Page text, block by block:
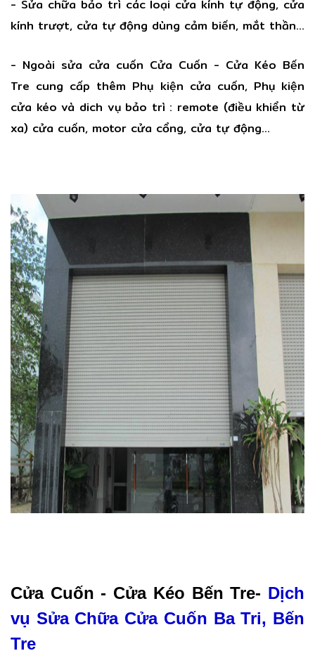
- Sửa chữa bảo trì các loại cửa kính tự động, cửa
kính trượt, cửa tự động dùng cảm biến, mắt thần…
- Ngoài sửa cửa cuốn Cửa Cuốn - Cửa Kéo Bến
Tre cung cấp thêm Phụ kiện cửa cuốn, Phụ kiện
cửa kéo và dich vụ bảo trì : remote (điều khiển từ
xa) cửa cuốn, motor cửa cổng, cửa tự động…
Cửa Cuốn - Cửa Kéo Bến Tre- Dịch
vụ Sửa Chữa Cửa Cuốn Ba Tri, Bến
Tre